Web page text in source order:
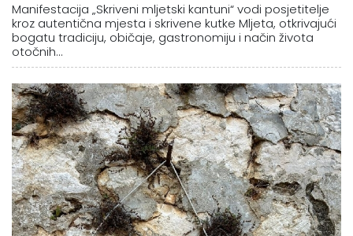
Manifestacija „Skriveni mljetski kantuni“ vodi posjetitelje
kroz autentična mjesta i skrivene kutke Mljeta, otkrivajući
bogatu tradiciju, običaje, gastronomiju i način života
otočnih...